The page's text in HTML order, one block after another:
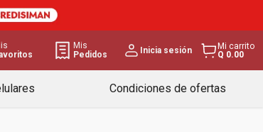
Mis
Pedidos
Inicia sesión
Mi carrito
Q 0.00
Condiciones de ofertas